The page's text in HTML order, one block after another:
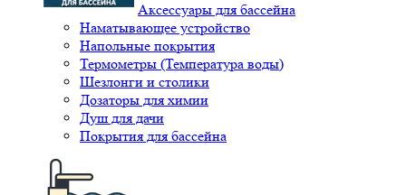
Аксессуары для бассейна
Наматывающее устройство
Напольные покрытия
Термометры (Температура воды)
Шезлонги и столики
Дозаторы для химии
Душ для дачи
Покрытия для бассейна